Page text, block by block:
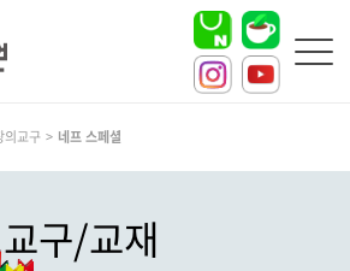
의교구 > 네프 스페셜
교구/교재